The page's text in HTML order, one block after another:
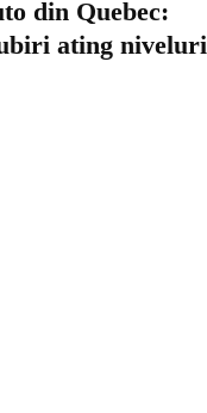
din Quebec:
ating niveluri